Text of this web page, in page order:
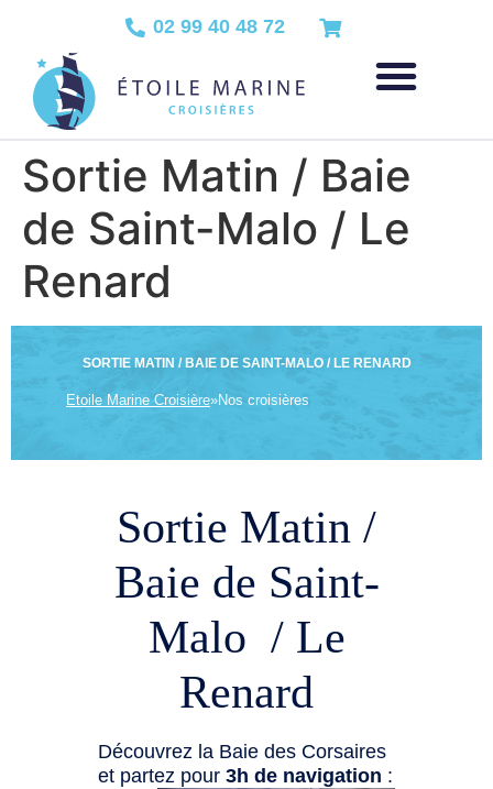
02 99 40 48 72
Sortie Matin / Baie
de Saint-Malo / Le
Renard
SORTIE MATIN / BAIE DE SAINT-MALO / LE RENARD
Etoile Marine Croisière»Nos croisières
Sortie Matin /
Baie de Saint-
Malo / Le
Renard
Découvrez la Baie des Corsaires
et partez pour3h de navigation :